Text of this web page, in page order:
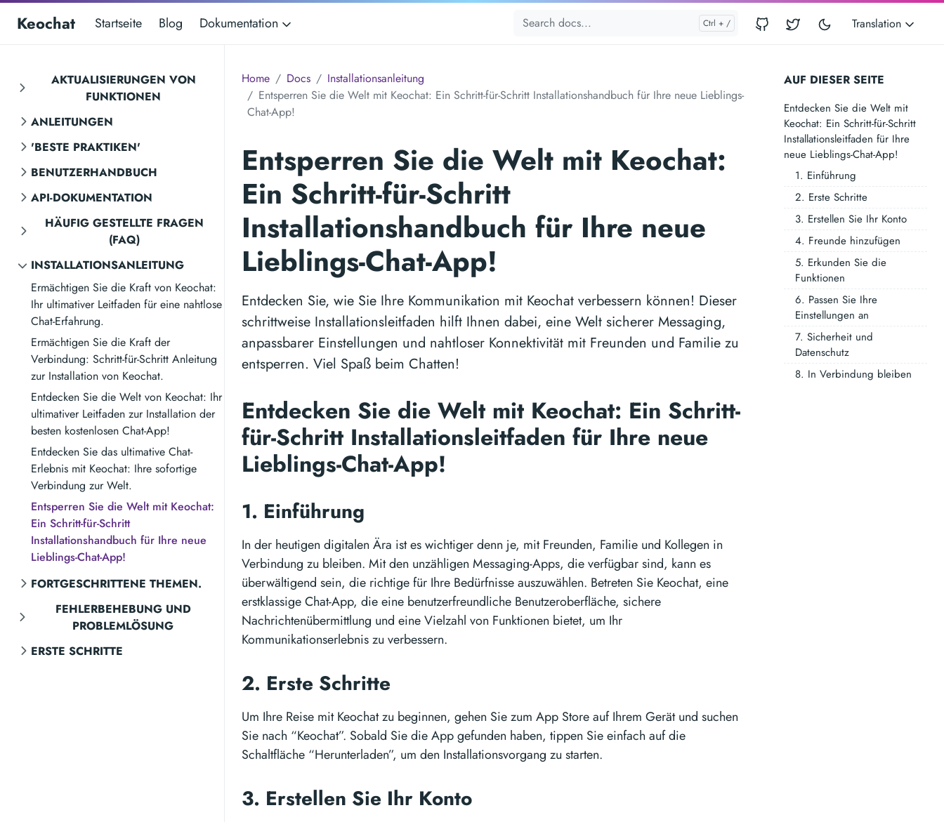
Keochat Startseite Blog Dokumentation Translation
AKTUALISIERUNGEN VON
FUNKTIONEN
ANLEITUNGEN
'BESTE PRAKTIKEN'
BENUTZERHANDBUCH
API-DOKUMENTATION
HÄUFIG GESTELLTE FRAGEN
(FAQ)
INSTALLATIONSANLEITUNG
Ermächtigen Sie die Kraft von Keochat:
Ihr ultimativer Leitfaden für eine nahtlose
Chat-Erfahrung.
Ermächtigen Sie die Kraft der
Verbindung: Schritt-für-Schritt Anleitung
zur Installation von Keochat.
Entdecken Sie die Welt von Keochat: Ihr
ultimativer Leitfaden zur Installation der
besten kostenlosen Chat-App!
Entdecken Sie das ultimative Chat-
Erlebnis mit Keochat: Ihre sofortige
Verbindung zur Welt.
Entsperren Sie die Welt mit Keochat:
Ein Schritt-für-Schritt
Installationshandbuch für Ihre neue
Lieblings-Chat-App!
FORTGESCHRITTENE THEMEN.
FEHLERBEHEBUNG UND
PROBLEMLÖSUNG
ERSTE SCHRITTE
AUF DIESER SEITE
Entdecken Sie die Welt mit
Keochat: Ein Schritt-für-Schritt
Installationsleitfaden für Ihre
neue Lieblings-Chat-App!
1. Einführung
2. Erste Schritte
3. Erstellen Sie Ihr Konto
4. Freunde hinzufügen
5. Erkunden Sie die
Funktionen
6. Passen Sie Ihre
Einstellungen an
7. Sicherheit und
Datenschutz
8. In Verbindung bleiben
Home Docs
Installationsanleitung
Entsperren Sie die Welt mit Keochat: Ein Schritt-für-Schritt Installationshandbuch für Ihre neue Lieblings-
Chat-App!
Entsperren Sie die Welt mit Keochat:
Ein Schritt-für-Schritt
Installationshandbuch für Ihre neue
Lieblings-Chat-App!
Entdecken Sie, wie Sie Ihre Kommunikation mit Keochat verbessern können! Dieser
schrittweise Installationsleitfaden hilft Ihnen dabei, eine Welt sicherer Messaging,
anpassbarer Einstellungen und nahtloser Konnektivität mit Freunden und Familie zu
entsperren. Viel Spaß beim Chatten!
Entdecken Sie die Welt mit Keochat: Ein Schritt-
für-Schritt Installationsleitfaden für Ihre neue
Lieblings-Chat-App!
1. Einführung
In der heutigen digitalen Ära ist es wichtiger denn je, mit Freunden, Familie und Kollegen in
Verbindung zu bleiben. Mit den unzähligen Messaging-Apps, die verfügbar sind, kann es
überwältigend sein, die richtige für Ihre Bedürfnisse auszuwählen. Betreten Sie Keochat, eine
erstklassige Chat-App, die eine benutzerfreundliche Benutzeroberfläche, sichere
Nachrichtenübermittlung und eine Vielzahl von Funktionen bietet, um Ihr
Kommunikationserlebnis zu verbessern.
2. Erste Schritte
Um Ihre Reise mit Keochat zu beginnen, gehen Sie zum App Store auf Ihrem Gerät und suchen
Sie nach “Keochat”. Sobald Sie die App gefunden haben, tippen Sie einfach auf die
Schaltfläche “Herunterladen”, um den Installationsvorgang zu starten.
3. Erstellen Sie Ihr Konto